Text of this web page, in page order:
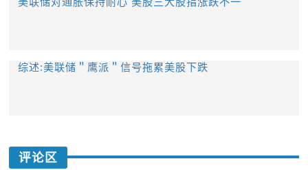
综述:美联储＂鹰派＂信号拖累美股下跌
评论区